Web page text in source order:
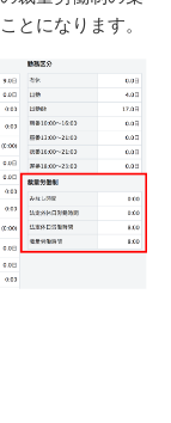
とになります。